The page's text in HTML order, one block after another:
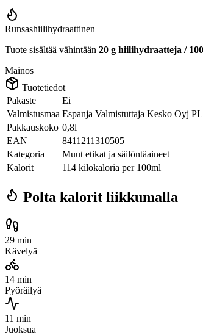
Runsashiilihydraattinen
Tuote sisältää vähintään 20 g hiilihydraatteja /
Mainos
Tuotetiedot
Pakaste
Ei
Valmistusmaa Espanja Valmistuttaja Kesko Oyj
Pakkauskoko 0,8l
EAN
8411211310505
Kategoria
Muut etikat ja säilöntäaineet
Kalorit
114 kilokaloria per 100ml
Polta kalorit liikkumalla
29 min
Kävelyä
14 min
Pyöräilyä
11 min
Juoksua